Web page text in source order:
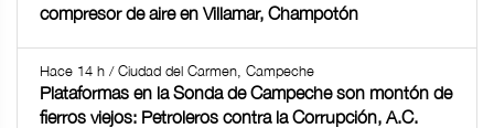
compresor de aire en Villamar, Champotón
Hace 14 h / Ciudad del Carmen, Campeche
Plataformas en la Sonda de Campeche son montón de
fierros viejos: Petroleros contra la Corrupción, A.C.